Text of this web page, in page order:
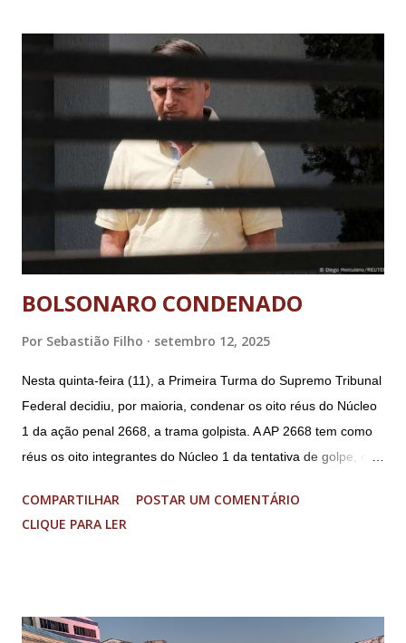
BOLSONARO CONDENADO
Por Sebastião Filho setembro 12, 2025
Nesta quinta-feira (11), a Primeira Turma do Supremo Tribunal
Federal decidiu, por maioria, condenar os oito réus do Núcleo
1 da ação penal 2668, a trama golpista. A AP 2668 tem como
réus os oito integrantes do Núcleo 1 da tentativa de golpe, ou
(PGR): o deputado federal Alexandre Ramagem, ex-diretor da
Agência Brasileira de Inteligência (Abin); o almirante Almir
Segurança Institucional (GSI); o tenente-coronel Mauro Cid,
COMPARTILHAR
POSTAR UM COMENTÁRIO
CLIQUE PARA LER